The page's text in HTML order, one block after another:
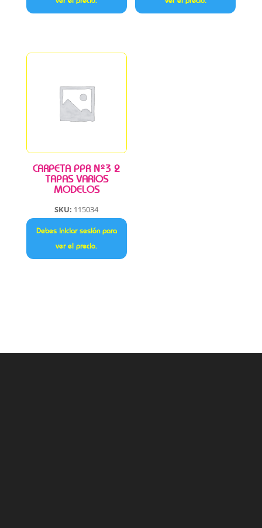
CARPETA PPR Nº3 2
TAPAS VARIOS
MODELOS
SKU: 115034
Debes iniciar sesión para
ver el precio.